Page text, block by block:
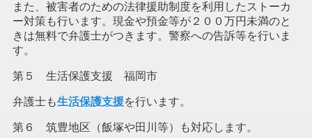
また、被害者のための法律援助制度を利用したストーカ
ー対策も行います。現金や預金等が２００万円未満のと
きは無料で弁護士がつきます。警察への告訴等を行いま
す。
第５ 生活保護支援 福岡市
弁護士も生活保護支援を行います。
第６ 筑豊地区（飯塚や田川等）も対応します。